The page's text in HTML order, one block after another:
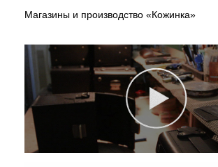
Магазины и производство «Кожинка»